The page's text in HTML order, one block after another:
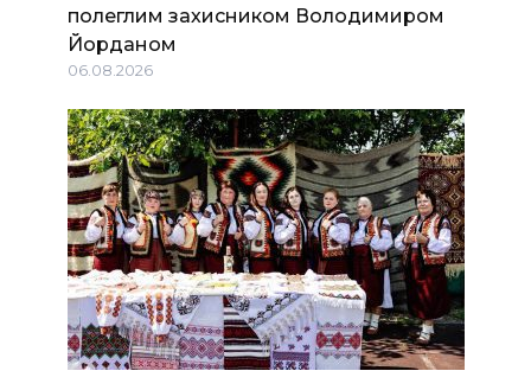
полеглим захисником Володимиром
Йорданом
06.08.2026